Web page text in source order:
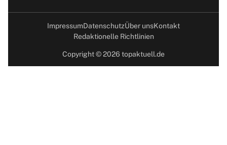
ImpressumDatenschutzÜber unsKontakt
Redaktionelle Richtlinien
Copyright © 2026 topaktuell.de